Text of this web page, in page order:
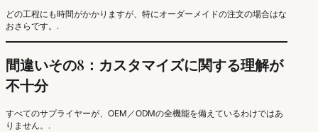
どの工程にも時間がかかりますが、特にオーダーメイドの注文の場合はな
おさらです。.
間違いその8：カスタマイズに関する理解が
不十分
すべてのサプライヤーが、OEM／ODMの全機能を備えているわけではあ
りません。.